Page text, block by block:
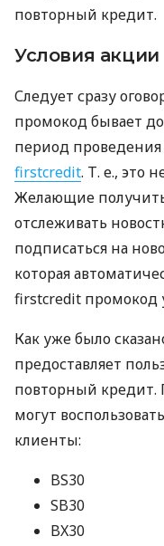
повторный кредит.
Условия акции
Следует сразу
промокод бывает
период
firstcredit. Т. е., это
Желающие
отслеживать
подписаться на
которая
firstcredit промокод
Как уже было
предоставляет
повторный кредит.
могут
клиенты:
BS30
SB30
BX30